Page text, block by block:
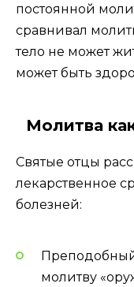
постоянной
сравнивал
тело не может
может быть
Молитва
Святые отцы
лекарственное
болезней:
молитву